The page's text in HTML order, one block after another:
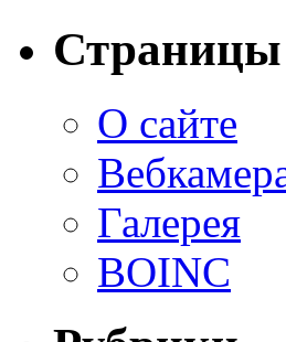
Страницы
О сайте
Галерея
BOINC